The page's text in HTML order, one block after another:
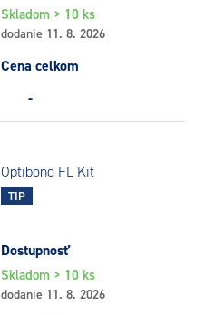
Skladom > 10 ks
dodanie 11. 8. 2026
Cena celkom
-
Optibond FL Kit
TIP
Dostupnosť
Skladom > 10 ks
dodanie 11. 8. 2026